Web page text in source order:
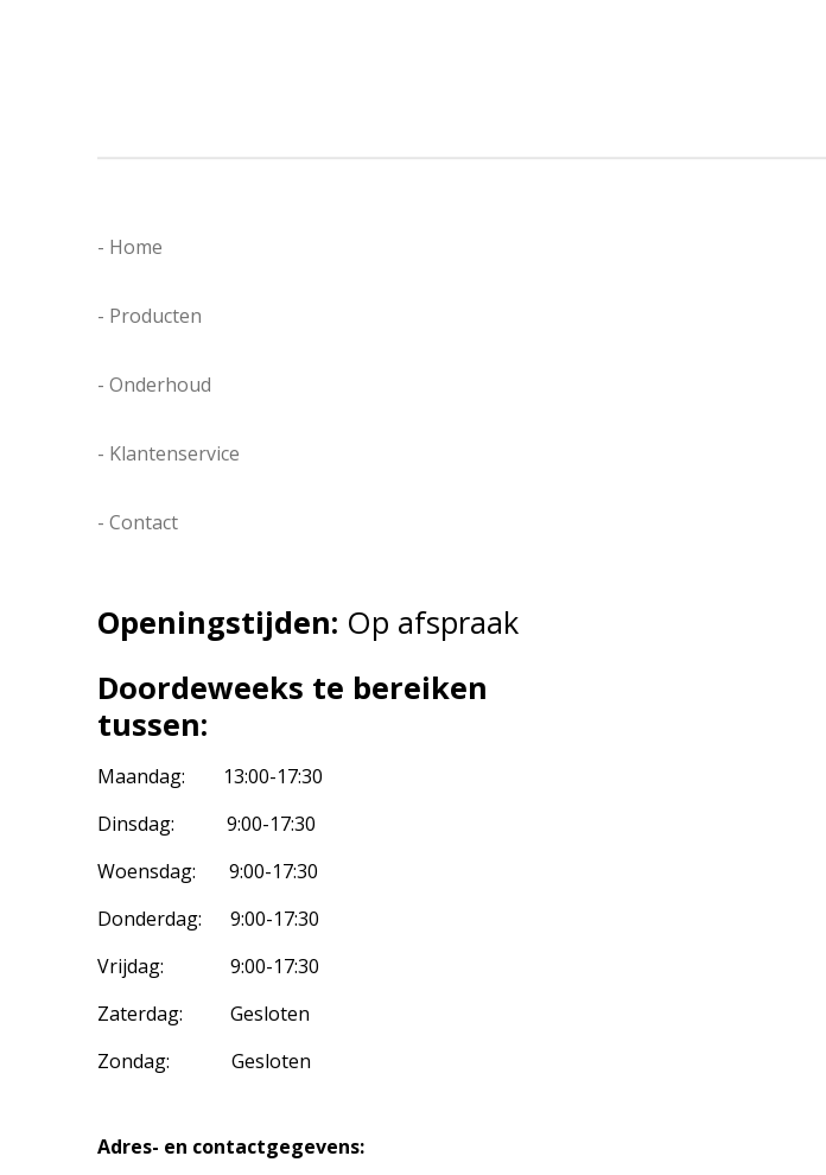
- Home
- Producten
- Onderhoud
- Klantenservice
- Contact
Openingstijden: Op afspraak
Doordeweeks te bereiken
tussen:
Maandag: 13:00-17:30
Dinsdag: 9:00-17:30
Woensdag: 9:00-17:30
Donderdag: 9:00-17:30
Vrijdag: 9:00-17:30
Zaterdag: Gesloten
Zondag: Gesloten
Adres- en contactgegevens: